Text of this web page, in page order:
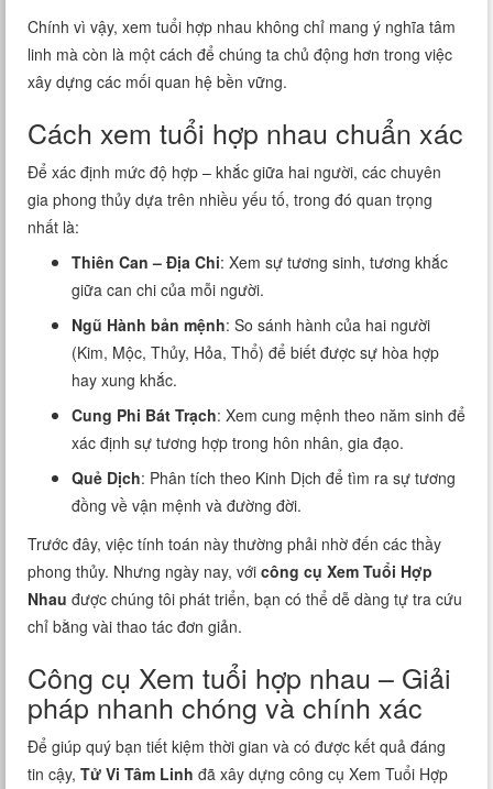
Chính vì vậy, xem tuổi hợp nhau không chỉ mang ý nghĩa tâm
linh mà còn là một cách để chúng ta chủ động hơn trong việc
xây dựng các mối quan hệ bền vững.
Cách xem tuổi hợp nhau chuẩn xác
Để xác định mức độ hợp – khắc giữa hai người, các chuyên
gia phong thủy dựa trên nhiều yếu tố, trong đó quan trọng
nhất là:
Thiên Can – Địa Chi: Xem sự tương sinh, tương khắc
giữa can chi của mỗi người.
Ngũ Hành bản mệnh: So sánh hành của hai người
(Kim, Mộc, Thủy, Hỏa, Thổ) để biết được sự hòa hợp
hay xung khắc.
Cung Phi Bát Trạch: Xem cung mệnh theo năm sinh để
xác định sự tương hợp trong hôn nhân, gia đạo.
Quẻ Dịch: Phân tích theo Kinh Dịch để tìm ra sự tương
đồng về vận mệnh và đường đời.
Trước đây, việc tính toán này thường phải nhờ đến các thầy
phong thủy. Nhưng ngày nay, với công cụ Xem Tuổi Hợp
Nhau được chúng tôi phát triển, bạn có thể dễ dàng tự tra cứu
chỉ bằng vài thao tác đơn giản.
Công cụ Xem tuổi hợp nhau – Giải
pháp nhanh chóng và chính xác
Để giúp quý bạn tiết kiệm thời gian và có được kết quả đáng
tin cậy, Tử Vi Tâm Linh đã xây dựng công cụ Xem Tuổi Hợp